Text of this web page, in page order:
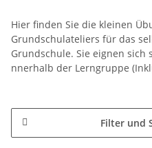
Hier finden Sie die kleinen
Grundschulateliers für das
Grundschule. Sie eignen
nnerhalb der Lerngruppe
Filter und